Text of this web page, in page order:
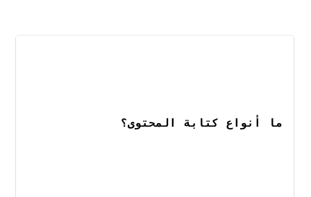
ما أنواع كتابة المحتوى؟